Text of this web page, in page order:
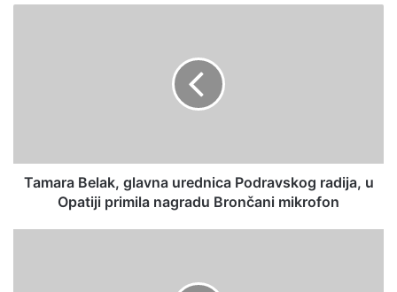
te
Tamara Belak, glavna urednica Podravskog radija, u
Opatiji primila nagradu Brončani mikrofon